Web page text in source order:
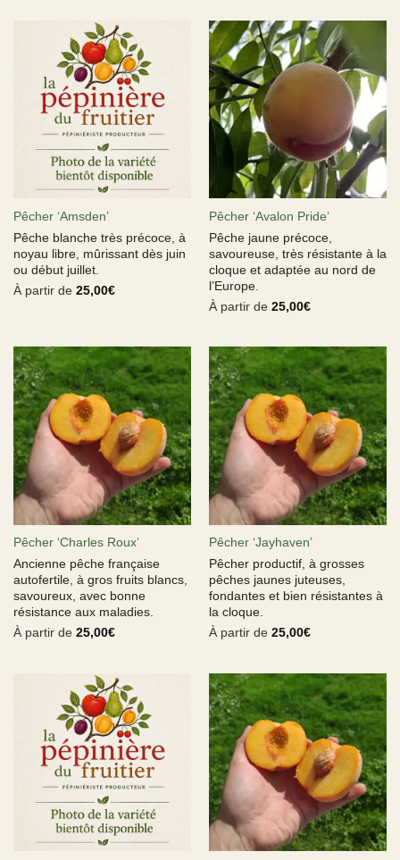
Pêcher ‘Amsden’
Pêche blanche très précoce, à
noyau libre, mûrissant dès juin
ou début juillet.
À partir de 25,00€
Pêcher ‘Avalon Pride’
Pêche jaune précoce,
savoureuse, très résistante à la
cloque et adaptée au nord de
l’Europe.
À partir de 25,00€
Pêcher ‘Charles Roux’
Ancienne pêche française
autofertile, à gros fruits blancs,
savoureux, avec bonne
résistance aux maladies.
À partir de 25,00€
Pêcher ‘Jayhaven’
Pêcher productif, à grosses
pêches jaunes juteuses,
fondantes et bien résistantes à
la cloque.
À partir de 25,00€